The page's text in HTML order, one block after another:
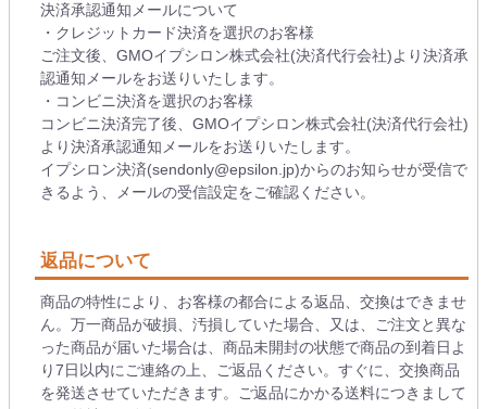
決済承認通知メールについて
・クレジットカード決済を選択のお客様
ご注文後、GMOイプシロン株式会社(決済代行会社)より決済承
認通知メールをお送りいたします。
・コンビニ決済を選択のお客様
コンビニ決済完了後、GMOイプシロン株式会社(決済代行会社)
より決済承認通知メールをお送りいたします。
イプシロン決済(sendonly@epsilon.jp)からのお知らせが受信で
きるよう、メールの受信設定をご確認ください。
返品について
商品の特性により、お客様の都合による返品、交換はできませ
ん。万一商品が破損、汚損していた場合、又は、ご注文と異な
った商品が届いた場合は、商品未開封の状態で商品の到着日よ
り7日以内にご連絡の上、ご返品ください。すぐに、交換商品
を発送させていただきます。ご返品にかかる送料につきまして